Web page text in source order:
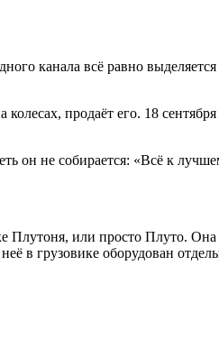
канала всё равно
продаёт его. 18
он не собирается: «Всё к
или просто Плуто.
в грузовике оборудован